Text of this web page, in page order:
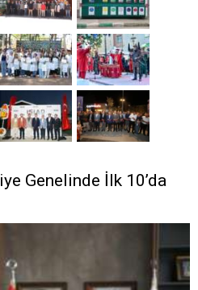
Genelinde İlk 10’da